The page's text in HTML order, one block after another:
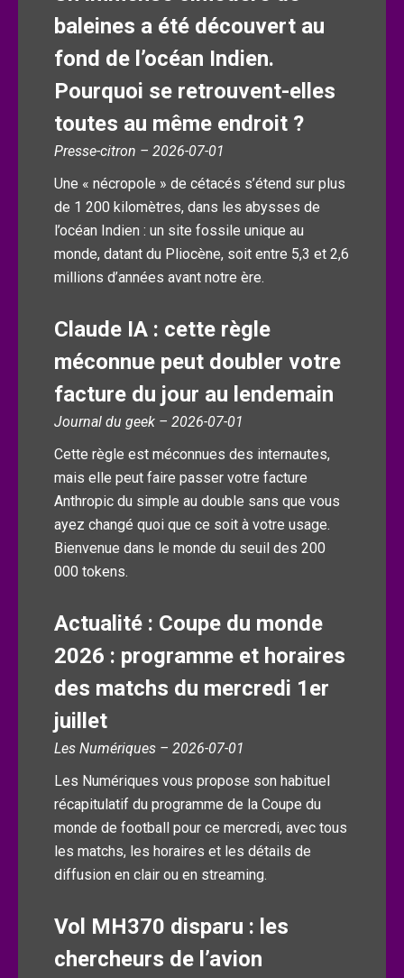
baleines a été découvert au
fond de l’océan Indien.
Pourquoi se retrouvent-elles
toutes au même endroit ?
Presse-citron – 2026-07-01
Une « nécropole » de cétacés s’étend sur plus
de 1 200 kilomètres, dans les abysses de
l’océan Indien : un site fossile unique au
monde, datant du Pliocène, soit entre 5,3 et 2,6
millions d’années avant notre ère.
Claude IA : cette règle
méconnue peut doubler votre
facture du jour au lendemain
Journal du geek – 2026-07-01
Cette règle est méconnues des internautes,
mais elle peut faire passer votre facture
Anthropic du simple au double sans que vous
ayez changé quoi que ce soit à votre usage.
Bienvenue dans le monde du seuil des 200
000 tokens.
Actualité : Coupe du monde
2026 : programme et horaires
des matchs du mercredi 1er
juillet
Les Numériques – 2026-07-01
Les Numériques vous propose son habituel
récapitulatif du programme de la Coupe du
monde de football pour ce mercredi, avec tous
les matchs, les horaires et les détails de
diffusion en clair ou en streaming.
Vol MH370 disparu : les
chercheurs de l’avion